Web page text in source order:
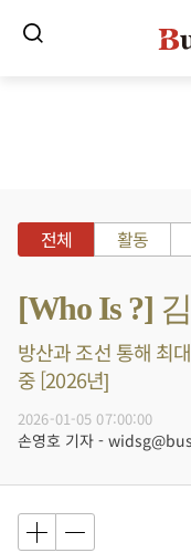
전체 활동
[Who Is ?]
방산과 조선 통해 최
중 [2026년]
2026-01-05 07:00:00
손영호 기자 -